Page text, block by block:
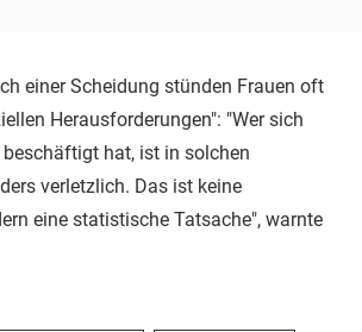
einer Scheidung stünden Frauen oft
Herausforderungen": "Wer sich
hat, ist in solchen
verletzlich. Das ist keine
eine statistische Tatsache", warnte